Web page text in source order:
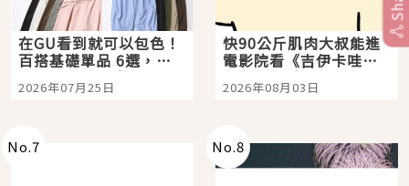
在GU看到就可以包色！
百搭基礎單品 6選，閉
眼全收也不心疼
2026年07月25日
快90公斤肌肉大叔能進
電影院看《吉伊卡哇》
嗎？日本重金屬樂團
「打首」會長與nagano
2026年08月03日
No.7 No.8